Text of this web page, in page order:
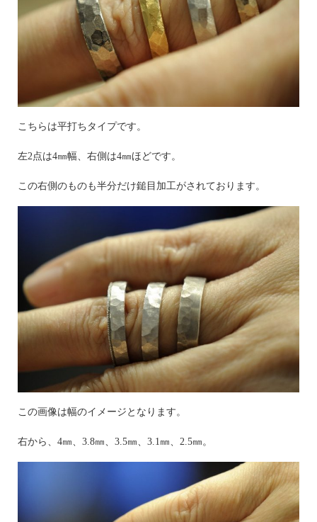
こちらは平打ちタイプです。
左2点は4㎜幅、右側は4㎜ほどです。
この右側のものも半分だけ鎚目加工がされております。
この画像は幅のイメージとなります。
右から、4㎜、3.8㎜、3.5㎜、3.1㎜、2.5㎜。